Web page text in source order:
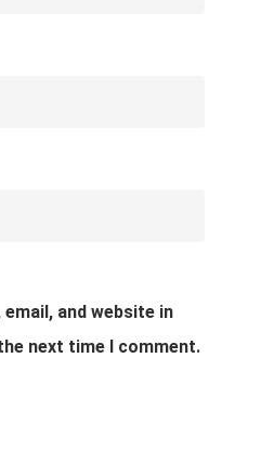
email, and website in
next time I comment.